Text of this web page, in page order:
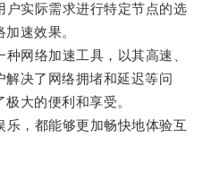
实际需求进行特定节点的选
速效果。
网络加速工具，以其高速、
决了网络拥堵和延迟等问
大的便利和享受。
，都能够更加畅快地体验互